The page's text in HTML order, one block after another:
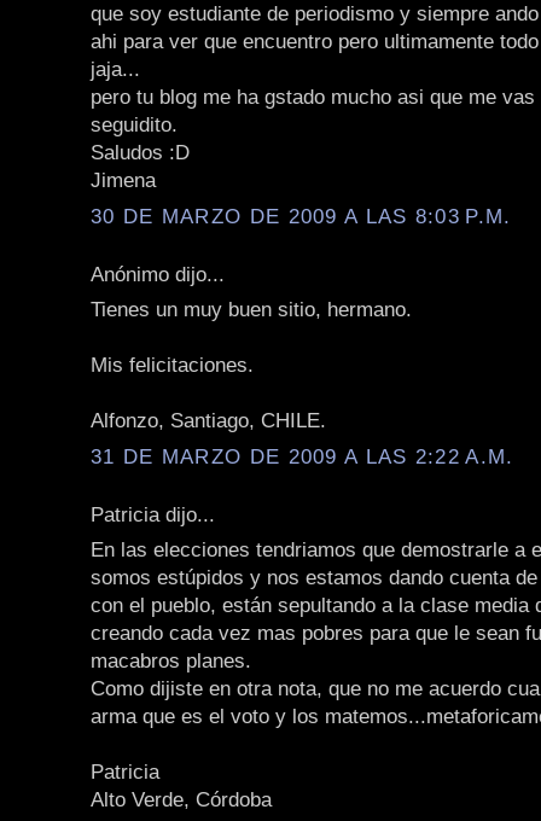
que soy estudiante de periodismo y siempre
ahi para ver que encuentro pero ultimamente
jaja...
pero tu blog me ha gstado mucho asi que me
seguidito.
Saludos :D
Jimena
30 DE MARZO DE 2009 A LAS 8:03 P.M.
Anónimo dijo...
Tienes un muy buen sitio, hermano.
Mis felicitaciones.
Alfonzo, Santiago, CHILE.
31 DE MARZO DE 2009 A LAS 2:22 A.M.
Patricia dijo...
En las elecciones tendriamos que demostrarle a
somos estúpidos y nos estamos dando cuenta
con el pueblo, están sepultando a la clase media
creando cada vez mas pobres para que le sean
macabros planes.
Como dijiste en otra nota, que no me acuerdo
arma que es el voto y los
Patricia
Alto Verde, Córdoba